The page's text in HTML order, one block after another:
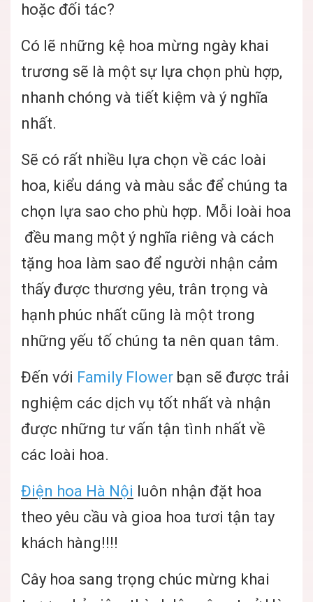
hoặc đối tác?
Có lẽ những kệ hoa mừng ngày khai
trương sẽ là một sự lựa chọn phù hợp,
nhanh chóng và tiết kiệm và ý nghĩa
nhất.
Sẽ có rất nhiều lựa chọn về các loài
hoa, kiểu dáng và màu sắc để chúng ta
chọn lựa sao cho phù hợp. Mỗi loài hoa
đều mang một ý nghĩa riêng và cách
tặng hoa làm sao để người nhận cảm
thấy được thương yêu, trân trọng và
hạnh phúc nhất cũng là một trong
những yếu tố chúng ta nên quan tâm.
Đến với Family Flower bạn sẽ được trải
nghiệm các dịch vụ tốt nhất và nhận
được những tư vấn tận tình nhất về
các loài hoa.
Điện hoa Hà Nội luôn nhận đặt hoa
theo yêu cầu và gioa hoa tươi tận tay
khách hàng!!!!
Cây hoa sang trọng chúc mừng khai